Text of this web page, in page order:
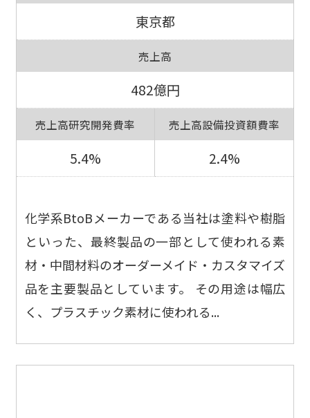
東京都
売上高
482億円
売上高研究開発費率
5.4%
売上高設備投資額費率
2.4%
化学系BtoBメーカーである当社は塗料や樹脂
といった、最終製品の一部として使われる素
材・中間材料のオーダーメイド・カスタマイズ
品を主要製品としています。 その用途は幅広
く、プラスチック素材に使われる...